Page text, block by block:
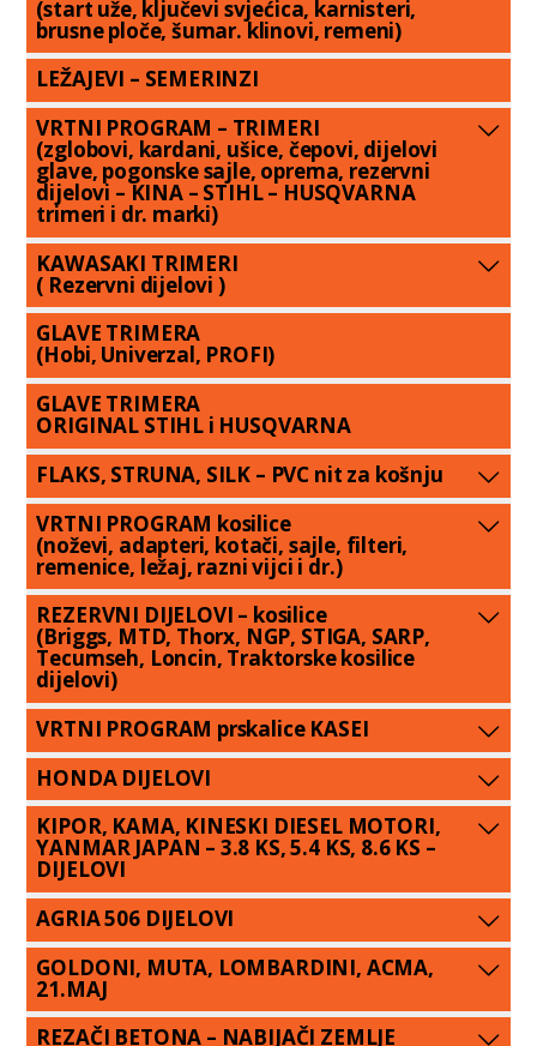
(start uže, ključevi svjećica, karnisteri,
brusne ploče, šumar. klinovi, remeni)
LEŽAJEVI – SEMERINZI
VRTNI PROGRAM – TRIMERI
(zglobovi, kardani, ušice, čepovi, dijelovi
glave, pogonske sajle, oprema, rezervni
dijelovi – KINA – STIHL – HUSQVARNA
trimeri i dr. marki)
KAWASAKI TRIMERI
( Rezervni dijelovi )
GLAVE TRIMERA
(Hobi, Univerzal, PROFI)
GLAVE TRIMERA
ORIGINAL STIHL i HUSQVARNA
FLAKS, STRUNA, SILK – PVC nit za košnju
VRTNI PROGRAM kosilice
(noževi, adapteri, kotači, sajle, filteri,
remenice, ležaj, razni vijci i dr.)
REZERVNI DIJELOVI – kosilice
(Briggs, MTD, Thorx, NGP, STIGA, SARP,
Tecumseh, Loncin, Traktorske kosilice
dijelovi)
VRTNI PROGRAM prskalice KASEI
HONDA DIJELOVI
KIPOR, KAMA, KINESKI DIESEL MOTORI,
YANMAR JAPAN – 3.8 KS, 5.4 KS, 8.6 KS –
DIJELOVI
AGRIA 506 DIJELOVI
GOLDONI, MUTA, LOMBARDINI, ACMA,
21.MAJ
REZAČI BETONA – NABIJAČI ZEMLJE